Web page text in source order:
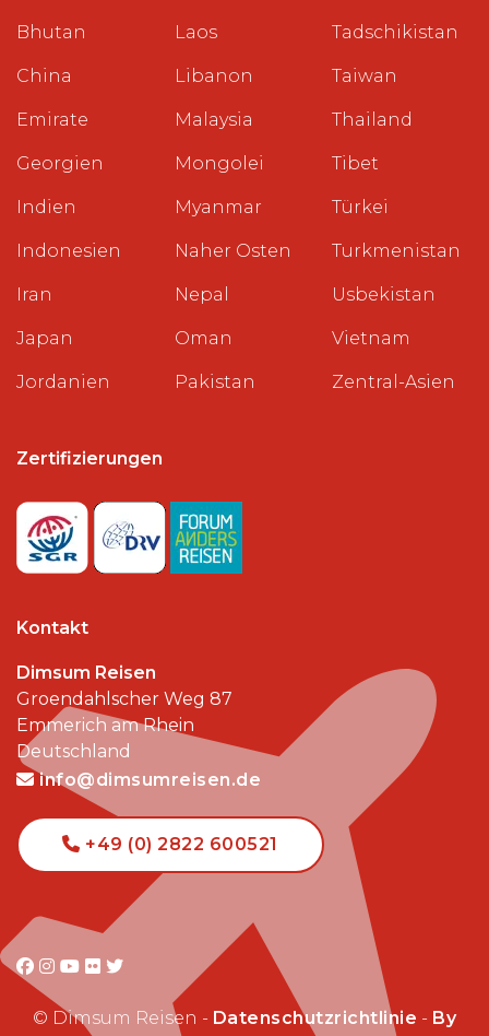
Bhutan
China
Emirate
Georgien
Indien
Indonesien
Iran
Japan
Jordanien
Laos
Libanon
Malaysia
Mongolei
Myanmar
Naher Osten
Nepal
Oman
Pakistan
Tadschikistan
Taiwan
Thailand
Tibet
Türkei
Turkmenistan
Usbekistan
Vietnam
Zentral-Asien
Zertifizierungen
Kontakt
Dimsum Reisen
Groendahlscher Weg 87
Emmerich am Rhein
Deutschland
info@dimsumreisen.de
+49 (0) 2822 600521
© Dimsum Reisen - Datenschutzrichtlinie - By